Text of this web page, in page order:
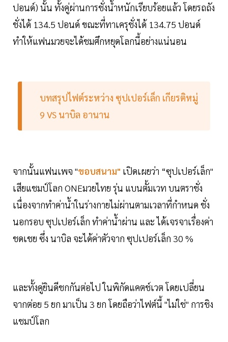
ปอนด์) นั้น ทั้งคู่ผ่านการชั่งน้ำหนักเรียบร้อยแล้ว โดยรถถัง
ชั่งได้ 134.5 ปอนด์ ขณะที่ทาเครุชั่งได้ 134.75 ปอนด์
ทำให้แฟนมวยจะได้ชมศึกหยุดโลกนี้อย่างแน่นอน
บทสรุปไฟต์ระหว่าง ซุปเปอร์เล็ก เกียรติหมู่
9 VS นาบิล อานาน
จากนั้นแฟนเพจ "ขอบสนาม" เปิดเผยว่า “ซุปเปอร์เล็ก"
เสียแชมป์โลก ONEมวยไทย รุ่น แบนตั้มเวท บนตราชั่ง
เนื่องจากทำค่าน้ำในร่างกายไม่ผ่านตามเวลาที่กำหนด ชั่ง
นอกรอบ ซุปเปอร์เล็ก ทำค่าน้ำผ่าน และ ได้เจรจาเรื่องค่า
ชดเชย ซึ่ง นาบิล จะได้ค่าตัวจาก ซุปเปอร์เล็ก 30 %
และทั้งคู่ยินดีชกกันต่อไป ในพิกัดแคตช์เวต โดยเปลี่ยน
จากต่อย 5 ยก มาเป็น 3 ยก โดยถือว่าไฟต์นี้ "ไม่ใช่" การชิง
แชมป์โลก